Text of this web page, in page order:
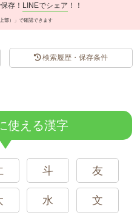
存！ LINEでシェア ！！
部）」で確認できます
検索履歴・保存条件
使える漢字
斗 友
水 文